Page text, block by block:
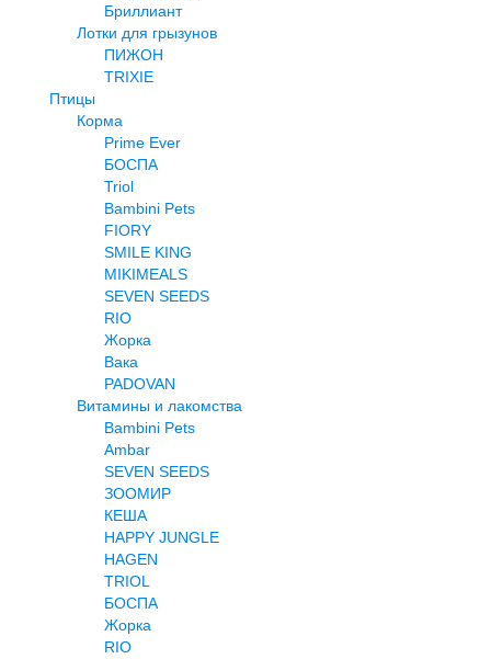
Бриллиант
Лотки для грызунов
ПИЖОН
TRIXIE
Птицы
Корма
Prime Ever
БОСПА
Triol
Bambini Pets
FIORY
SMILE KING
MIKIMEALS
SEVEN SEEDS
RIO
Жорка
Вака
PADOVAN
Витамины и лакомства
Bambini Pets
Ambar
SEVEN SEEDS
ЗООМИР
КЕША
HAPPY JUNGLE
HAGEN
TRIOL
БОСПА
Жорка
RIO